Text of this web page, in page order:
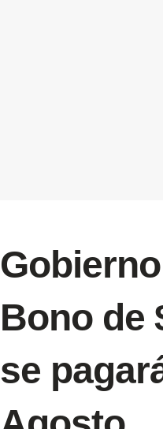
Bono de
se